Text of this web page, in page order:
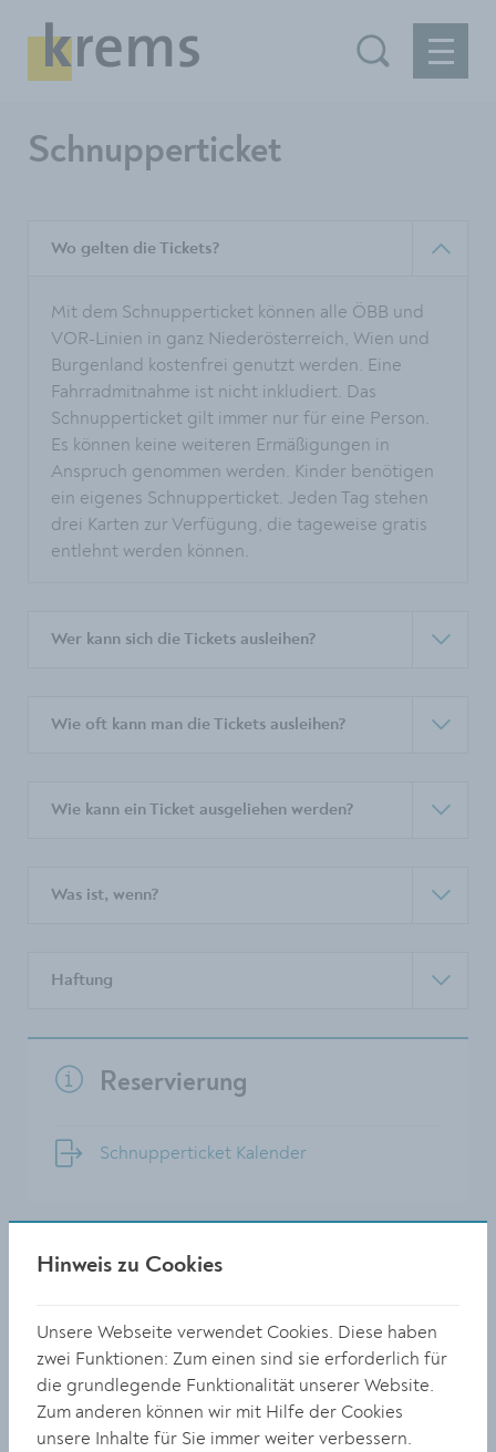
Schnupperticket
Wo gelten die Tickets?
Mit dem Schnupperticket können alle ÖBB und
VOR-Linien in ganz Niederösterreich, Wien und
Burgenland kostenfrei genutzt werden. Eine
Fahrradmitnahme ist nicht inkludiert. Das
Schnupperticket gilt immer nur für eine Person.
Es können keine weiteren Ermäßigungen in
Anspruch genommen werden. Kinder benötigen
ein eigenes Schnupperticket. Jeden Tag stehen
drei Karten zur Verfügung, die tageweise gratis
entlehnt werden können.
Wer kann sich die Tickets ausleihen?
Wie oft kann man die Tickets ausleihen?
Wie kann ein Ticket ausgeliehen werden?
Was ist, wenn?
Haftung
Reservierung
Schnupperticket Kalender
Abholung & Rückgabe
Abholung von 09:00 bis 12:00 Uhr
Rückgabe von 08:00 bis 08:30 Uhr
Rathaus Krems, Obere Landstraße 4,
Hinweis zu Cookies
Unsere Webseite verwendet Cookies. Diese haben
zwei Funktionen: Zum einen sind sie erforderlich für
die grundlegende Funktionalität unserer Website.
Zum anderen können wir mit Hilfe der Cookies
unsere Inhalte für Sie immer weiter verbessern.